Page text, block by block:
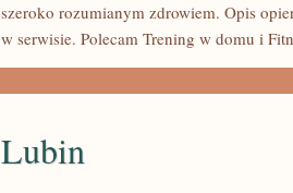
szeroko rozumianym zdrowiem. Opis
w serwisie. Polecam Trening w domu i
Lubin